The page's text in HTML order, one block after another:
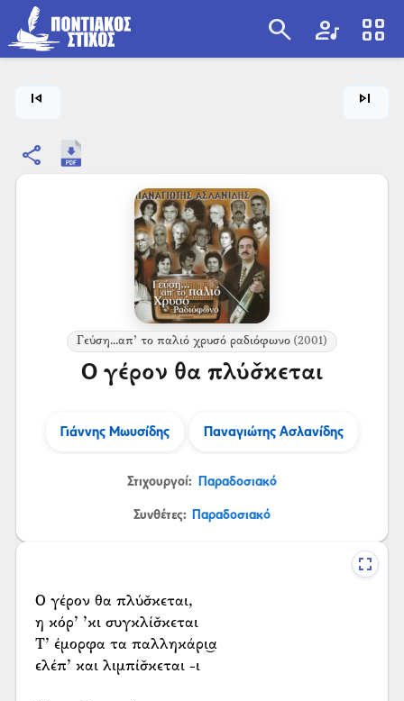
search artist view_cozy
skip_previous skip_next
share
Γεύση...απ’ το παλιό χρυσό ραδιόφωνο (2001)
Ο γέρον θα πλύσ̌κεται
Γιάννης Μωυσίδης Παναγιώτης Ασλανίδης
Στιχουργοί: Παραδοσιακό
Συνθέτες: Παραδοσιακό
Ο γέρον θα πλύσ̌κεται,
η κόρ’ ’κι συγκλίσ̌κεται
Τ’ έμορφα τα παλληκάρι͜α
ελέπ’ και λιμπίσ̌κεται -ι